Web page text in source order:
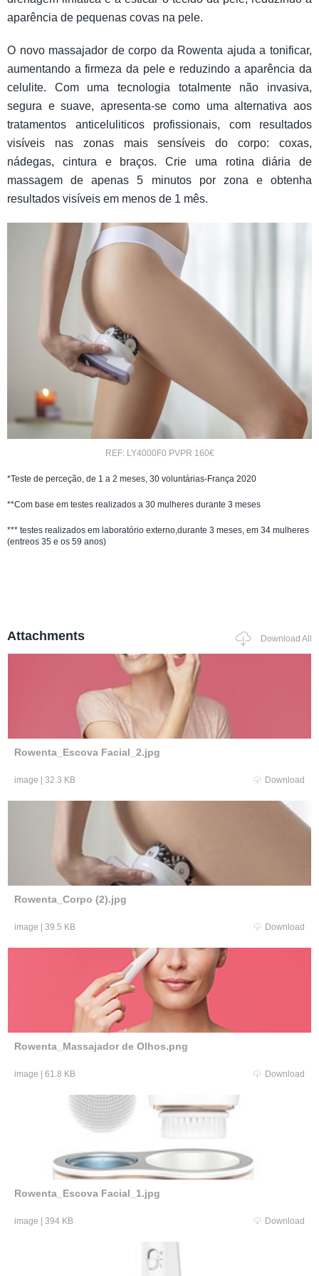
aparência de pequenas covas na pele.
O novo massajador de corpo da Rowenta ajuda a tonificar,
aumentando a firmeza da pele e reduzindo a aparência da
celulite. Com uma tecnologia totalmente não invasiva,
segura e suave, apresenta-se como uma alternativa aos
tratamentos anticeluliticos profissionais, com resultados
visíveis nas zonas mais sensíveis do corpo: coxas,
nádegas, cintura e braços. Crie uma rotina diária de
massagem de apenas 5 minutos por zona e obtenha
resultados visíveis em menos de 1 mês.
REF: LY4000F0 PVPR 160€
*Teste de perceção, de 1 a 2 meses, 30 voluntárias-França 2020
**Com base em testes realizados a 30 mulheres durante 3 meses
*** testes realizados em laboratório externo,durante 3 meses, em 34 mulheres
(entreos 35 e os 59 anos)
Attachments Download All
Rowenta_Escova Facial_2.jpg
image | 32.3 KB Download
Rowenta_Corpo (2).jpg
image | 39.5 KB Download
Rowenta_Massajador de Olhos.png
image | 61.8 KB Download
Rowenta_Escova Facial_1.jpg
image | 394 KB Download